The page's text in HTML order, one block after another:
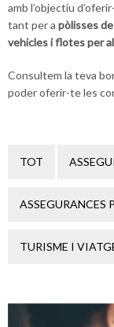
amb l’objectiu
tant per a pòlisses
vehicles i flotes per
Consultem la teva
poder oferir-te les
TOT
ASSEGURANCES
TURISME I